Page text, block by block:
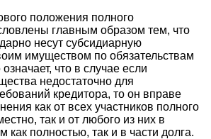
положения полного
главным образом тем, что
несут субсидиарную
имуществом по обязательствам
что в случае если
недостаточно для
кредитора, то он вправе
как от всех участников полного
так и от любого из них в
как полностью, так и в части долга.